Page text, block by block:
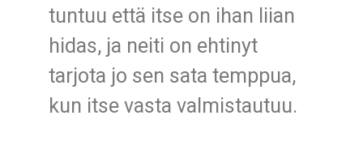
tuntuu että itse on ihan liian
hidas, ja neiti on ehtinyt
tarjota jo sen sata temppua,
kun itse vasta valmistautuu.